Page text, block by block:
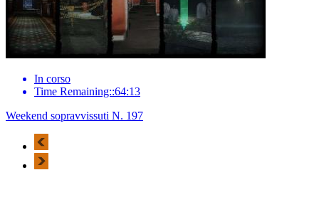
In corso
Time Remaining::64:13
Weekend sopravvissuti N. 197